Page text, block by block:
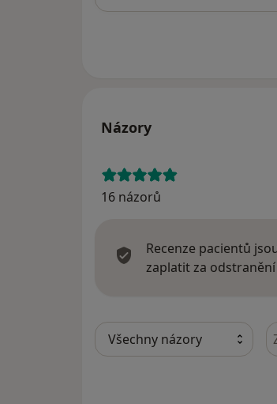
Názory
16 názorů
Recenze pacientů
zaplatit za